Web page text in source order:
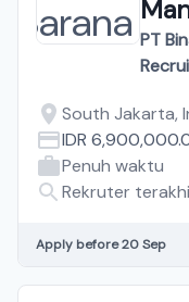
PT
South Jakarta,
IDR
Penuh waktu
Rekruter
Apply before 20 Sep